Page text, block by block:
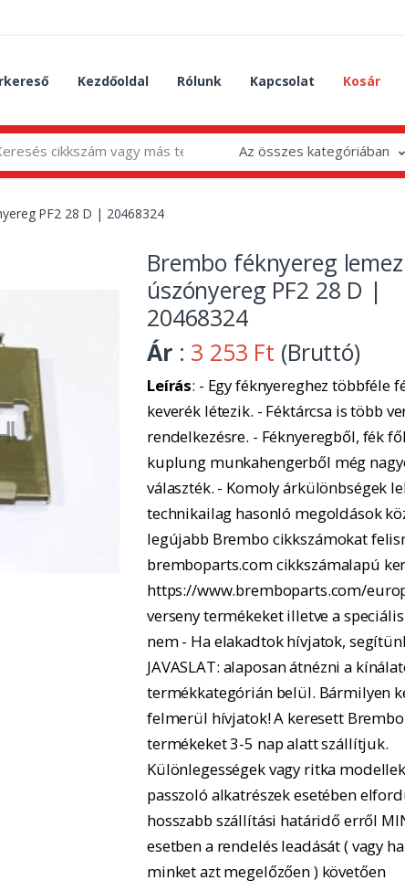
Kezdőoldal Rólunk Kapcsolat Kosár
Az összes kategóriában
PF2 28 D | 20468324
Brembo féknyereg
úszónyereg PF2 28 D |
20468324
Ár : 3 253 Ft (Bruttó)
Leírás: - Egy féknyereghez többféle
keverék létezik. - Féktárcsa is több
rendelkezésre. - Féknyeregből, fék
kuplung munkahengerből még
választék. - Komoly árkülönbségek
technikailag hasonló megoldások
legújabb Brembo cikkszámokat
bremboparts.com cikkszámalapú
https://www.bremboparts.com/
verseny termékeket illetve a
nem - Ha elakadtok hívjatok,
JAVASLAT: alaposan átnézni a
termékkategórián belül. Bármilyen
felmerül hívjatok! A keresett Brembo
termékeket 3-5 nap alatt szállítjuk.
Különlegességek vagy ritka
passzoló alkatrészek esetében
hosszabb szállítási határidő erről
esetben a rendelés leadását ( vagy
minket azt megelőzően ) követően